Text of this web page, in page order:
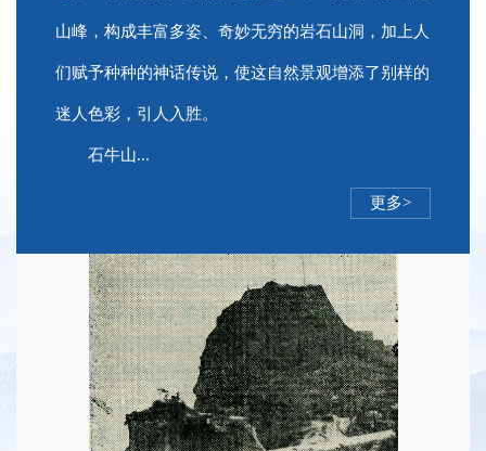
山峰，构成丰富多姿、奇妙无穷的岩石山洞，加上人
们赋予种种的神话传说，使这自然景观增添了别样的
迷人色彩，引人入胜。
石牛山...
更多>